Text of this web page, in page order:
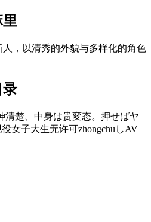
里
，以清秀的外貌与多样化的角色
录
清楚、中身は贵変态。押せばヤ
女子大生无许可zhongchuしAV